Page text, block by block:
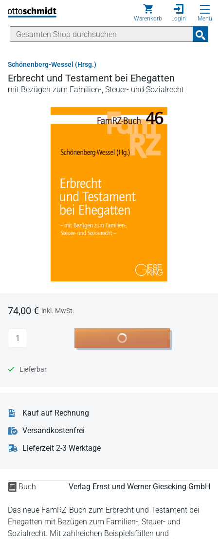
Direkt zum Inhalt
Warenkorb Login Menü
Schönenberg-Wessel (Hrsg.)
Erbrecht und Testament bei Ehegatten
mit Bezügen zum Familien-, Steuer- und Sozialrecht
Buch Verlag Ernst und Werner Gieseking GmbH
Das neue FamRZ-Buch zum Erbrecht und Testament bei
Ehegatten mit Bezügen zum Familien-, Steuer- und
Sozialrecht. Mit zahlreichen Beispielsfällen und
74,00 € inkl. MwSt.
Anzahl In den Warenkorb
Lieferbar
Kauf auf Rechnung
Versandkostenfrei
Lieferzeit 2-3 Werktage